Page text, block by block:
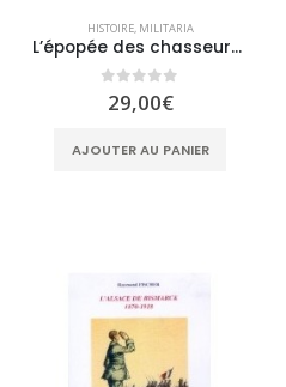
HISTOIRE, MILITARIA
L’épopée des chasseurs à pied – Les combats de Sidi-Brahim Tome 3
0sur 5
29,00€
AJOUTER AU PANIER